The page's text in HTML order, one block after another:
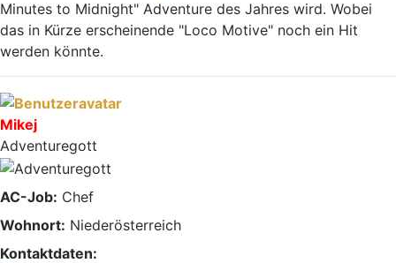
Minutes to Midnight" Adventure des Jahres wird. Wobei
das in Kürze erscheinende "Loco Motive" noch ein Hit
werden könnte.
Nach oben
Mikej
Adventuregott
AC-Job: Chef
Wohnort: Niederösterreich
Kontaktdaten: